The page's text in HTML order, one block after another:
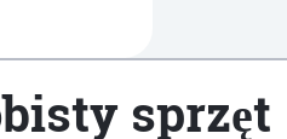
sprzęt